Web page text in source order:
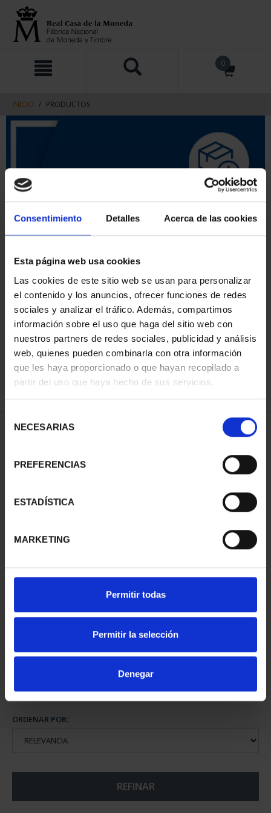
Consentimiento Detalles Acerca de las cookies
Esta página web usa cookies
Las cookies de este sitio web se usan para personalizar
el contenido y los anuncios, ofrecer funciones de redes
sociales y analizar el tráfico. Además, compartimos
información sobre el uso que haga del sitio web con
nuestros partners de redes sociales, publicidad y análisis
web, quienes pueden combinarla con otra información
que les haya proporcionado o que hayan recopilado a
partir del uso que haya hecho de sus servicios.
NECESARIAS
PREFERENCIAS
ESTADÍSTICA
MARKETING
Permitir todas
Permitir la selección
Denegar
contenido
navegacin
0
INICIO PRODUCTOS
ORDENAR POR:
REFINAR
2 Productos encontrados
CIUDADES PATRIMONIO
73,00 €
CIUDADES PATRIMONIO
73,00 €
ORDENAR POR:
REFINAR